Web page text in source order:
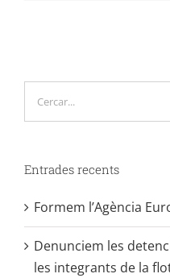
Entrades recents
Formem l’Agència
Denunciem les
les integrants de la